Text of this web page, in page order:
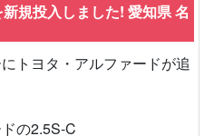
規投入しました! 愛知県 名
トヨタ・アルファードが追
の2.5S-C